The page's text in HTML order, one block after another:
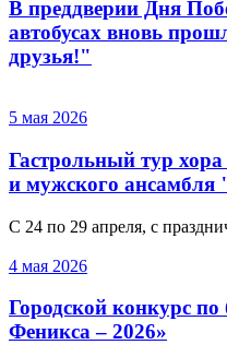
В преддверии Дня
автобусах вновь
друзья!"
5 мая 2026
Гастрольный тур
и мужского
С 24 по 29 апреля, с
4 мая 2026
Городской конкурс
Феникса – 2026»